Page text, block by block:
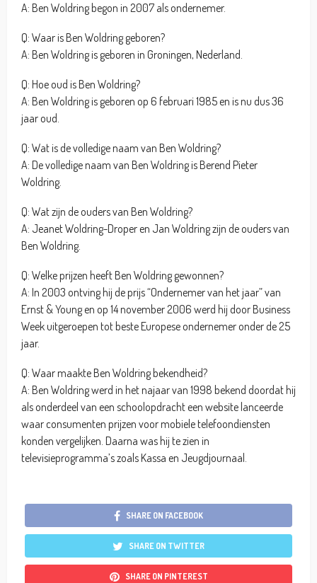
A: Ben Woldring begon in 2007 als ondernemer.
Q: Waar is Ben Woldring geboren?
A: Ben Woldring is geboren in Groningen, Nederland.
Q: Hoe oud is Ben Woldring?
A: Ben Woldring is geboren op 6 februari 1985 en is nu dus 36
jaar oud.
Q: Wat is de volledige naam van Ben Woldring?
A: De volledige naam van Ben Woldring is Berend Pieter
Woldring.
Q: Wat zijn de ouders van Ben Woldring?
A: Jeanet Woldring-Droper en Jan Woldring zijn de ouders van
Ben Woldring.
Q: Welke prijzen heeft Ben Woldring gewonnen?
A: In 2003 ontving hij de prijs “Ondernemer van het jaar” van
Ernst & Young en op 14 november 2006 werd hij door Business
Week uitgeroepen tot beste Europese ondernemer onder de 25
jaar.
Q: Waar maakte Ben Woldring bekendheid?
A: Ben Woldring werd in het najaar van 1998 bekend doordat hij
als onderdeel van een schoolopdracht een website lanceerde
waar consumenten prijzen voor mobiele telefoondiensten
konden vergelijken. Daarna was hij te zien in
televisieprogramma’s zoals Kassa en Jeugdjournaal.
SHARE ON FACEBOOK
SHARE ON TWITTER
SHARE ON PINTEREST